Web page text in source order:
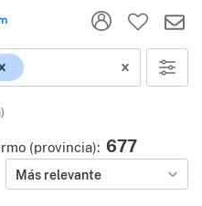
(provincia): 677
Más relevante